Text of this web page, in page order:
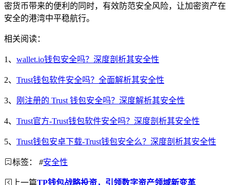
密货币带来的便利的同时，有效防范安全风险，让加密资产在
安全的港湾中平稳航行。
相关阅读：
1、 wallet.io钱包安全吗？深度剖析其安全性
2、 Trust钱包软件安全吗？全面解析其安全性
3、 刚注册的 Trust 钱包安全吗？深度解析其安全性
4、 Trust官方-Trust钱包软件安全吗？深度剖析其安全性
5、 Trust钱包安卓下载-Trust钱包安全么？深度剖析其安全性
标签： #安全性
上一篇TP钱包战略投资，引领数字资产领域新变革